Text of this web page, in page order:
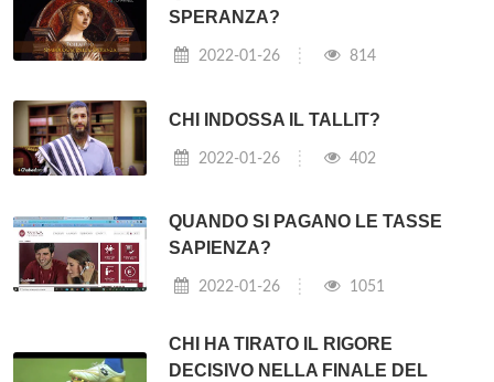
SPERANZA?
2022-01-26 814
CHI INDOSSA IL TALLIT?
2022-01-26 402
QUANDO SI PAGANO LE TASSE
SAPIENZA?
2022-01-26 1051
CHI HA TIRATO IL RIGORE
DECISIVO NELLA FINALE DEL